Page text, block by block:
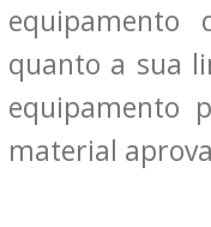
equipamento
quanto a sua
equipamento
material